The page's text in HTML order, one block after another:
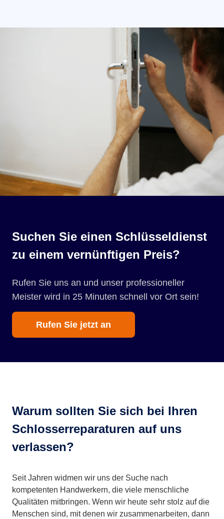
Suchen Sie einen Schlüsseldienst
zu einem vernünftigen Preis?
Rufen Sie uns an und unser professioneller
Meister wird in 25 Minuten schnell vor Ort sein!
Rufen Sie jetzt an
Warum sollten Sie sich bei Ihren
Schlosserreparaturen auf uns
verlassen?
Seit Jahren widmen wir uns der Suche nach
kompetenten Handwerkern, die viele menschliche
Qualitäten mitbringen. Wenn wir heute sehr stolz auf die
Menschen sind, mit denen wir zusammenarbeiten, dann